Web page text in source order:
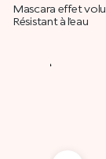
Mascara effet
Résistant à l’eau